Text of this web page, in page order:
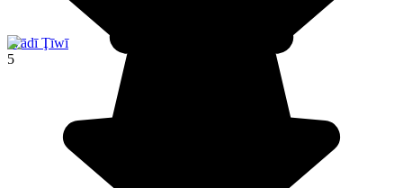
Wādī Ţīwī
5